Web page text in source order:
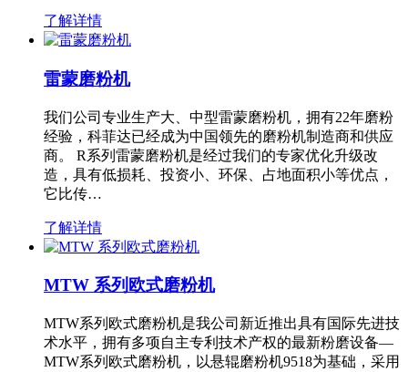
了解详情
雷蒙磨粉机
我们公司专业生产大、中型雷蒙磨粉机，拥有22年磨粉
经验，科菲达已经成为中国领先的磨粉机制造商和供应
商。 R系列雷蒙磨粉机是经过我们的专家优化升级改
造，具有低损耗、投资小、环保、占地面积小等优点，
它比传…
了解详情
MTW 系列欧式磨粉机
MTW系列欧式磨粉机是我公司新近推出具有国际先进技
术水平，拥有多项自主专利技术产权的最新粉磨设备—
MTW系列欧式磨粉机，以悬辊磨粉机9518为基础，采用